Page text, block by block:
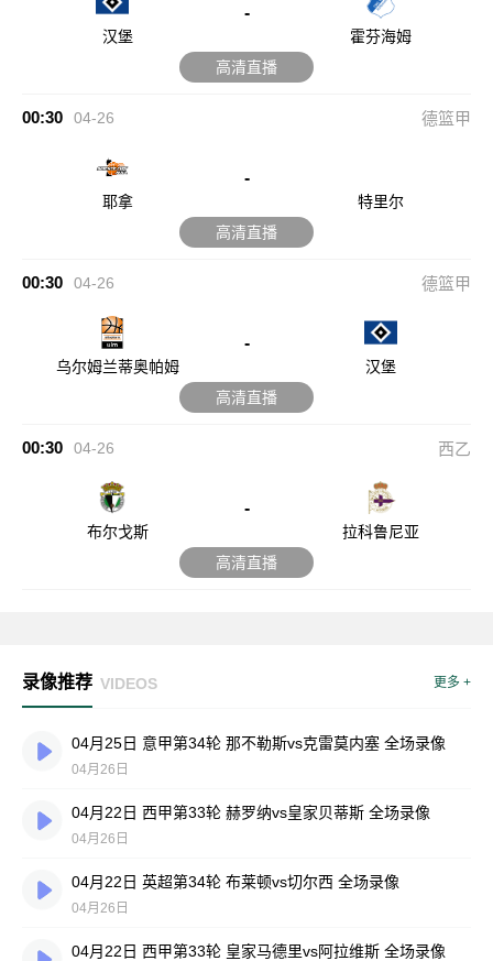
汉堡
-
霍芬海姆
高清直播
00:30 04-26 德篮甲
耶拿
-
特里尔
高清直播
00:30 04-26 德篮甲
乌尔姆兰蒂奥帕姆
-
汉堡
高清直播
00:30 04-26 西乙
布尔戈斯
-
拉科鲁尼亚
高清直播
录像推荐 VIDEOS 更多 +
04月25日 意甲第34轮 那不勒斯vs克雷莫内塞 全场录像
04月26日
04月22日 西甲第33轮 赫罗纳vs皇家贝蒂斯 全场录像
04月26日
04月22日 英超第34轮 布莱顿vs切尔西 全场录像
04月26日
04月22日 西甲第33轮 皇家马德里vs阿拉维斯 全场录像